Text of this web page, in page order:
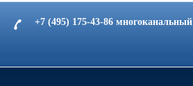
+7 (495) 175-43-86 многоканальный